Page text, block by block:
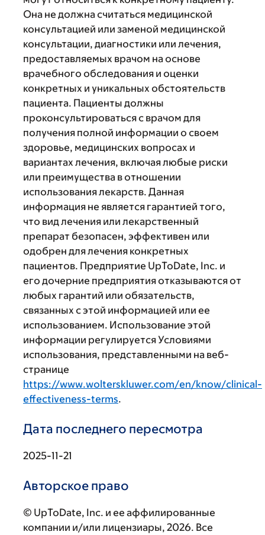
Она не должна считаться медицинской
консультацией или заменой медицинской
консультации, диагностики или лечения,
предоставляемых врачом на основе
врачебного обследования и оценки
конкретных и уникальных обстоятельств
пациента. Пациенты должны
проконсультироваться с врачом для
получения полной информации о своем
здоровье, медицинских вопросах и
вариантах лечения, включая любые риски
или преимущества в отношении
использования лекарств. Данная
информация не является гарантией того,
что вид лечения или лекарственный
препарат безопасен, эффективен или
одобрен для лечения конкретных
пациентов. Предприятие UpToDate, Inc. и
его дочерние предприятия отказываются от
любых гарантий или обязательств,
связанных с этой информацией или ее
использованием. Использование этой
информации регулируется Условиями
использования, представленными на веб-
странице
https://www.wolterskluwer.com/en/know/clinical-
effectiveness-terms.
Дата последнего пересмотра
2025-11-21
Авторское право
© UpToDate, Inc. и ее аффилированные
компании и/или лицензиары, 2026. Все